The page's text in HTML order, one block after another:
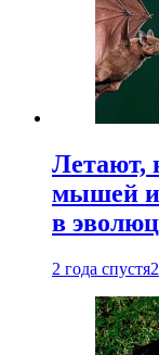
Летают,
мышей и
в
2 года спустя